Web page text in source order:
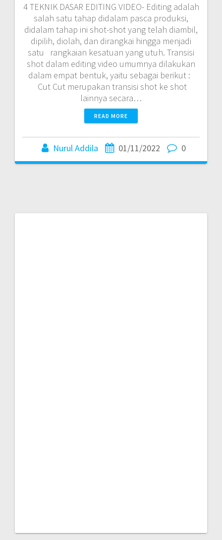
4 TEKNIK DASAR EDITING VIDEO- Editing adalah
salah satu tahap didalam pasca produksi,
didalam tahap ini shot-shot yang telah diambil,
dipilih, diolah, dan dirangkai hingga menjadi
satu rangkaian kesatuan yang utuh. Transisi
shot dalam editing video umumnya dilakukan
dalam empat bentuk, yaitu sebagai berikut :
Cut Cut merupakan transisi shot ke shot
lainnya secara…
READ MORE
Nurul Addila 01/11/2022 0